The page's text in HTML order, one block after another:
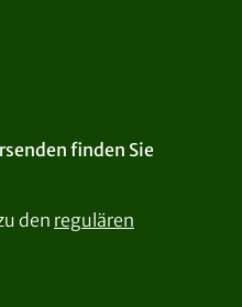
finden Sie
den regulären